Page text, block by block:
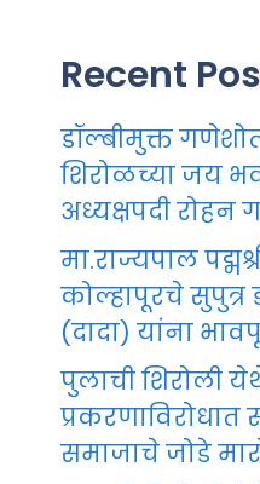
Recent
डॉल्बीमुक्त
शिरोळच्या जय
अध्यक्षपदी रोहन
मा.राज्यपाल
कोल्हापूरचे सुपुत्र
(दादा) यांना
पुलाची शिरोली
समाजाचे जोडे